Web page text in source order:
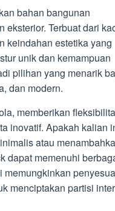
bahan bangunan
eksterior. Terbuat dari
keindahan estetika yang
unik dan kemampuan
pilihan yang menarik
dan modern.
memberikan
inovatif. Apakah kalian
atau
dapat memenuhi
menciptakan partisi